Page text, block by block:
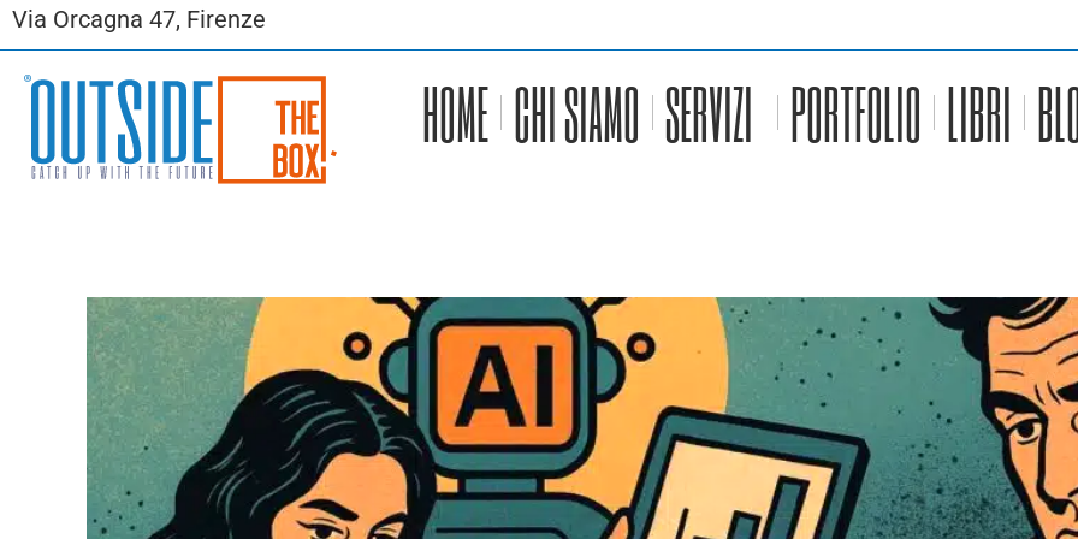
Via Orcagna 47, Firenze
HOME CHI SIAMO SERVIZI PORTFOLIO LIBRI